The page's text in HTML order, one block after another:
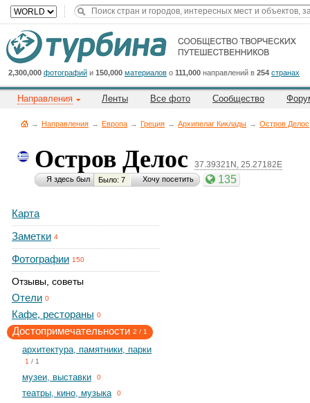
2,300,000 фотографий и 150,000 материалов о 111,000 направлений в 254 странах
Направления Ленты Все фото Сообщество
→ Направления → Европа → Греция → Архипелаг Киклады → Остров Делос
Остров Делос 37.39321N, 25.27182E
Я здесь был Было: 7 Хочу посетить 135
Карта
Заметки 4
Фотографии 150
Отзывы, советы
Отели 0
Кафе, рестораны 0
Достопримечательности 2 / 1
архитектура, памятники, парки
1 / 1
музеи, выставки 0
театры, кино, музыка 0